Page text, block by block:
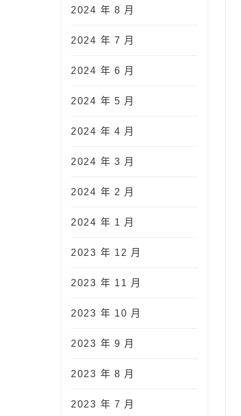
2024 年 8 月
2024 年 7 月
2024 年 6 月
2024 年 5 月
2024 年 4 月
2024 年 3 月
2024 年 2 月
2024 年 1 月
2023 年 12 月
2023 年 11 月
2023 年 10 月
2023 年 9 月
2023 年 8 月
2023 年 7 月